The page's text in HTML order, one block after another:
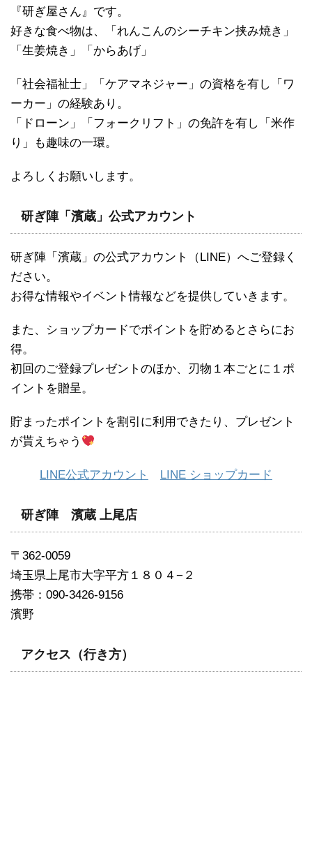
『研ぎ屋さん』です。
好きな食べ物は、「れんこんのシーチキン挟み焼き」
「生姜焼き」「からあげ」
「社会福祉士」「ケアマネジャー」の資格を有し「ワ
ーカー」の経験あり。
「ドローン」「フォークリフト」の免許を有し「米作
り」も趣味の一環。
よろしくお願いします。
研ぎ陣「濱蔵」公式アカウント
研ぎ陣「濱蔵」の公式アカウント（LINE）へご登録く
ださい。
お得な情報やイベント情報などを提供していきます。
また、ショップカードでポイントを貯めるとさらにお
得。
初回のご登録プレゼントのほか、刃物１本ごとに１ポ
イントを贈呈。
貯まったポイントを割引に利用できたり、プレゼント
が貰えちゃう
LINE公式アカウント LINE ショップカード
研ぎ陣 濱蔵 上尾店
〒362-0059
埼玉県上尾市大字平方１８０４−２
携帯：090-3426-9156
濱野
アクセス（行き方）